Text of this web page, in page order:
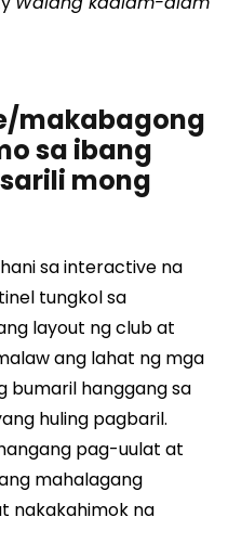
makabagong
sa ibang
mong
sa interactive na
tungkol sa
layout ng club at
ang lahat ng mga
bumaril hanggang sa
huling pagbaril.
pag-uulat at
mahalagang
nakakahimok na